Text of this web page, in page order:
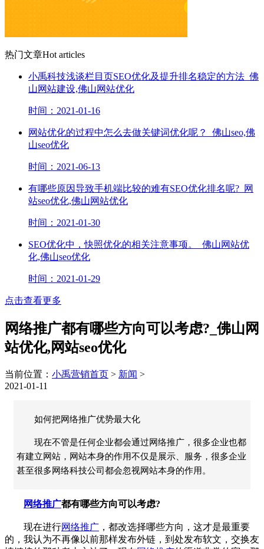
热门文章Hot articles
小禹科技浅谈栏目页SEO优化及提升排名稳定的方法_佛
山网站建设,佛山网站优化
时间：2021-01-16
网站优化的过程中怎么去做关键词优化呢？_佛山seo,佛
山seo优化
时间：2021-06-13
有哪些原因导致手机端比较的难有SEO优化排名呢?_网
站seo优化,佛山网站优化
时间：2021-01-30
SEO优化中，快照优化的相关注意事项。_佛山网站优
化,佛山seo优化
时间：2021-01-29
点击查看更多
网络推广都有哪些方向可以考虑?_佛山网
站优化,网站seo优化
当前位置： 小禹营销首页 > 新闻 >
2021-01-11
如何把网络推广优势最大化
现在不管是任何企业都会通过网络推广，很多企业也都
有建立网站，网站本身的作用不仅是展示、服务，很多企业
甚至很多网络科技公司都会忽视网站本身的作用。
网络推广都有哪些方向可以考虑?
现在进行网络推广 ，都改选择哪些方向，这才是最重要
的，我认为不再像以前那样发布外链，到处发布软文，交换友